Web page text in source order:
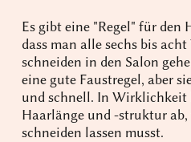
Es gibt eine "Regel" für den
dass man alle sechs bis
schneiden in den Salon
eine gute Faustregel, aber
und schnell. In Wirklichkeit
Haarlänge und -struktur
schneiden lassen musst.